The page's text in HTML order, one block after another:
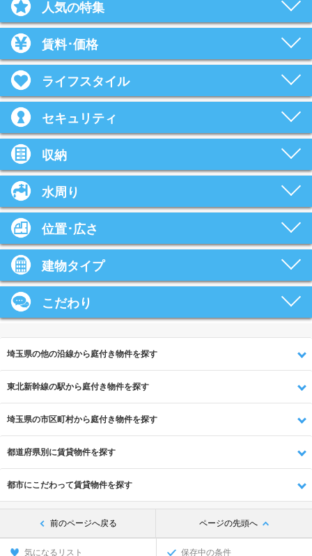
人気の特集
賃料･価格
ライフスタイル
セキュリティ
収納
水周り
位置･広さ
建物タイプ
こだわり
埼玉県の他の沿線から庭付き物件を探す
東北新幹線の駅から庭付き物件を探す
埼玉県の市区町村から庭付き物件を探す
都道府県別に賃貸物件を探す
都市にこだわって賃貸物件を探す
前のページへ戻る ページの先頭へ
気になるリスト 保存中の条件